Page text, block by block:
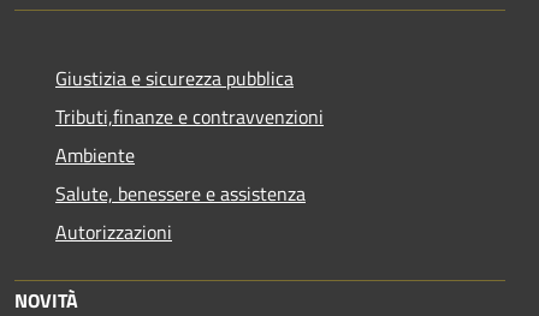
Giustizia e sicurezza pubblica
Tributi,finanze e contravvenzioni
Ambiente
Salute, benessere e assistenza
Autorizzazioni
NOVITÀ